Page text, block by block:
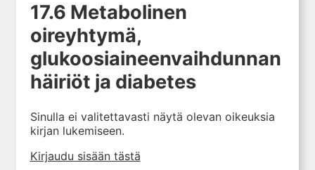
KIRJAUDU SISÄÄN
1. Laboratoriotoiminta
suomalaisessa
terveydenhuollossa
2. Preanalytiikka ja
näytteenotto
4. Raskaudenaikaiset
erityispiirteet ja keskeiset
17.6 Metabolinen
oireyhtymä,
glukoosiaineenvaihdunnan
häiriöt ja diabetes
Sinulla ei valitettavasti näytä olevan oikeuksia
kirjan lukemiseen.
Kirjaudu sisään tästä